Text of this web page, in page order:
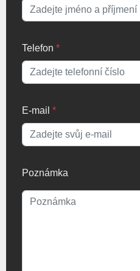
Telefon *
E-mail *
Poznámka